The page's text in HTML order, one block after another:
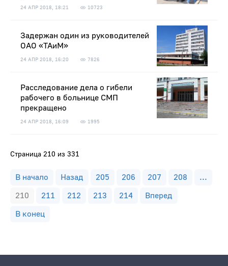
24 АПР 2018, 18:21 10723
Задержан один из руководителей
ОАО «ТАиМ»
24 АПР 2018, 16:20 7826
Расследование дела о гибели
рабочего в больнице СМП
прекращено
24 АПР 2018, 16:09 1995
Страница 210 из 331
В начало Назад 205 206 207 208
...
210
211 212 213 214
Вперед
В конец